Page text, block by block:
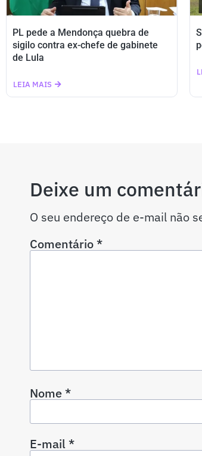
PL pede a Mendonça quebra de
sigilo contra ex-chefe de gabinete
de Lula
LEIA MAIS
Deixe um
O seu endereço de e-mail não
Comentário*
Nome*
E-mail*